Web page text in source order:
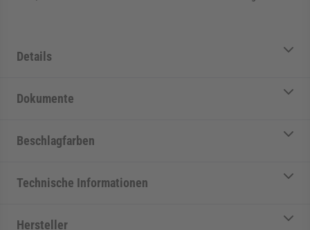
Details
Dokumente
Beschlagfarben
Technische Informationen
Hersteller